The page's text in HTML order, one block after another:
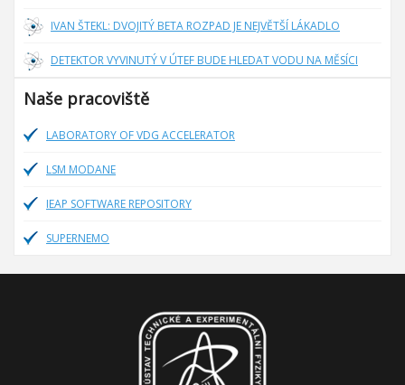
IVAN ŠTEKL: DVOJITÝ BETA ROZPAD JE NEJVĚTŠÍ LÁKADLO
DETEKTOR VYVINUTÝ V ÚTEF BUDE HLEDAT VODU NA MĚSÍCI
Naše pracoviště
LABORATORY OF VDG ACCELERATOR
LSM MODANE
IEAP SOFTWARE REPOSITORY
SUPERNEMO